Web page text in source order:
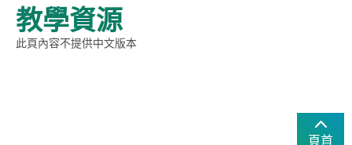
教學資源
此頁內容不提供中文版本
頁首